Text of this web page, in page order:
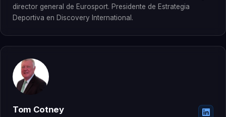
director general de Eurosport. Presidente de Estrategia
Deportiva en Discovery International.
Tom Cotney